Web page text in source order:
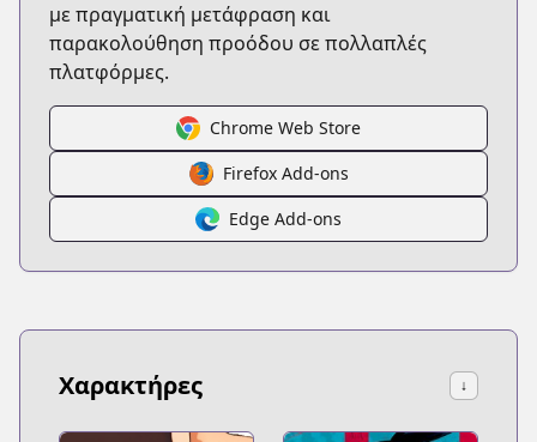
με πραγματική μετάφραση και
παρακολούθηση προόδου σε πολλαπλές
πλατφόρμες.
Chrome Web Store
Firefox Add-ons
Edge Add-ons
Χαρακτήρες ↓